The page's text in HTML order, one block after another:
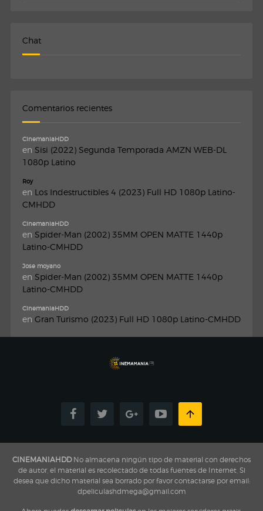
Chat
Comentarios recientes
CinemaniaHDD
en Sisi (2022) Segunda Temporada AMZN WEB-DL
1080p Latino
Roy
en Los Indestructibles 4 (2023) Full HD 1080p Latino-
CMHDD
CinemaniaHDD
en Spider-Man (2002) 35MM OPEN MATTE 1440p
Latino-CMHDD
Jose moyano
en Spider-Man (2002) 35MM OPEN MATTE 1440p
Latino-CMHDD
CinemaniaHDD
en Gran Turismo (2023) Full HD 1080p Latino-CMHDD
CINEMANIAHDDNo almacena ningún tipo de material con derechos
de autor, el material es recolectado de todas fuentes de Internet, Si
desea que dicho material sea borrado por favor contactarse por email:
dpeliculashdmega@gmail.com